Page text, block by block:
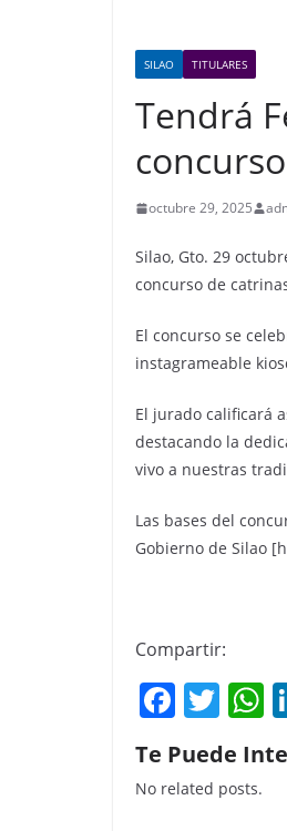
SILAO TITULARES
Tendrá
octubre 29, 2025
Silao, Gto. 29
concurso de
El concurso se
instagrameable
El jurado calificará
destacando la
vivo a nuestras
Las bases del
Gobierno de Silao
Compartir:
F
a
c
e
T
w
itt
er
h
Te Puede
No related posts.